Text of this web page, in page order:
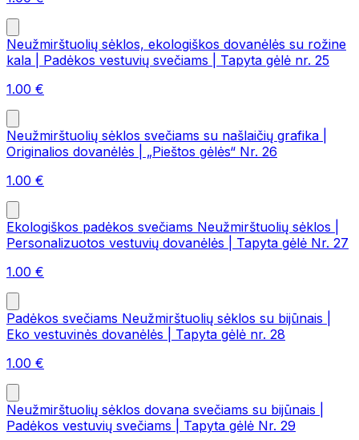
Neužmirštuolių sėklos, ekologiškos dovanėlės su rožine
kala | Padėkos vestuvių svečiams | Tapyta gėlė nr. 25
1.00 €
Neužmirštuolių sėklos svečiams su našlaičių grafika |
Originalios dovanėlės | „Pieštos gėlės“ Nr. 26
1.00 €
Ekologiškos padėkos svečiams Neužmirštuolių sėklos |
Personalizuotos vestuvių dovanėlės | Tapyta gėlė Nr. 27
1.00 €
Padėkos svečiams Neužmirštuolių sėklos su bijūnais |
Eko vestuvinės dovanėlės | Tapyta gėlė nr. 28
1.00 €
Neužmirštuolių sėklos dovana svečiams su bijūnais |
Padėkos vestuvių svečiams | Tapyta gėlė Nr. 29